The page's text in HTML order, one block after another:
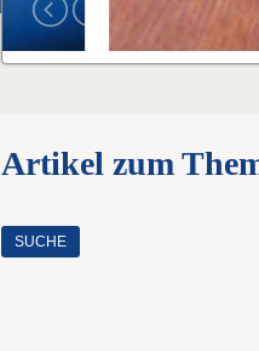
Artikel zum
SUCHE